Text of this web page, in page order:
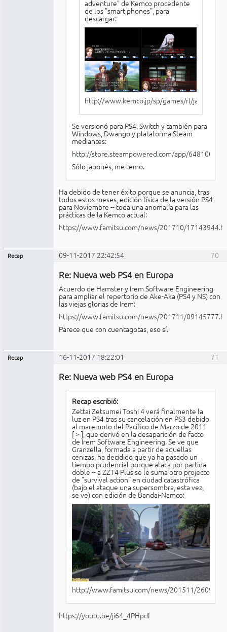
adventure" de Kemco procedente
de los "smart phones", para
descargar:
http://www.kemco.jp/sp/games/rl/ja/ps/
Se versionó para PS4, Switch y también para
Windows, Dwango y plataforma Steam
mediantes:
http://store.steampowered.com/app/648100/_/
Sólo japonés, me temo.
Ha debido de tener éxito porque se anuncia, tras
todos estos meses, edición física de la versión PS4
para Noviembre -- toda una anomalía para las
prácticas de la Kemco actual:
https://www.famitsu.com/news/201710/
70
Recap 09-11-2017 22:42:54
Re: Nueva web PS4 en Europa
Acuerdo de Hamster y Irem Software Engineering
para ampliar el repertorio de Ake-Aka (PS4 y NS) con
las viejas glorias de Irem:
https://www.famitsu.com/news/201711/
Parece que con cuentagotas, eso sí.
71
Recap 16-11-2017 18:22:01
Re: Nueva web PS4 en Europa
Recap escribió:
Zettai Zetsumei Toshi 4 verá finalmente la
luz en PS4 tras su cancelación en PS3 debido
al maremoto del Pacífico de Marzo de 2011
[> ], que derivó en la desaparición de facto
de Irem Software Engineering. Se ve que
Granzella, formada a partir de aquellas
cenizas, ha decidido que ya ha pasado un
tiempo prudencial porque ataca por partida
doble -- a ZZT4 Plus se le suma otro projecto
de "survival action" en ciudad catastrófica
(bajo el ataque una supersombra, esta vez,
se ve) con edición de Bandai-Namco:
http://www.famitsu.com/news/201511/
https://youtu.be/ji64_4PHpdI